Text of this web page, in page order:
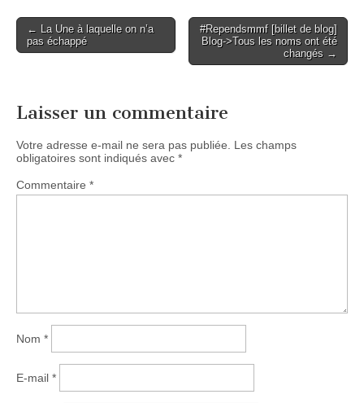
Post
navigation
← La Une à laquelle on n’a
pas échappé
#Rependsmmf [billet de blog]
Blog->Tous les noms ont été
changés →
Laisser un commentaire
Votre adresse e-mail ne sera pas publiée.
Les champs
obligatoires sont indiqués avec *
Commentaire *
Nom *
E-mail *